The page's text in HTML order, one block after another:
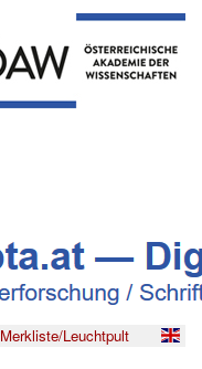
Merkliste/Leuchtpult